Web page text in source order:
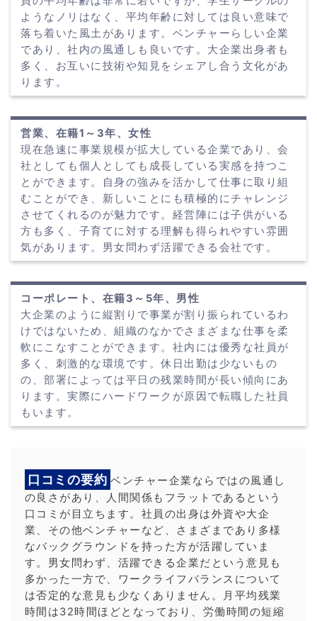
ようなノリはなく、平均年齢に対しては良い意味で
落ち着いた風土があります。ベンチャーらしい企業
であり、社内の風通しも良いです。大企業出身者も
多く、お互いに技術や知見をシェアし合う文化があ
ります。
営業、在籍1～3年、女性
現在急速に事業規模が拡大している企業であり、会
社としても個人としても成長している実感を持つこ
とができます。自身の強みを活かして仕事に取り組
むことができ、新しいことにも積極的にチャレンジ
させてくれるのが魅力です。経営陣には子供がいる
方も多く、子育てに対する理解も得られやすい雰囲
気があります。男女問わず活躍できる会社です。
コーポレート、在籍3～5年、男性
大企業のように縦割りで事業が割り振られているわ
けではないため、組織のなかでさまざまな仕事を柔
軟にこなすことができます。社内には優秀な社員が
多く、刺激的な環境です。休日出勤は少ないもの
の、部署によっては平日の残業時間が長い傾向にあ
ります。実際にハードワークが原因で転職した社員
もいます。
口コミの要約 ベンチャー企業ならではの風通し
の良さがあり、人間関係もフラットであるという
口コミが目立ちます。社員の出身は外資や大企
業、その他ベンチャーなど、さまざまであり多様
なバックグラウンドを持った方が活躍していま
す。男女問わず、活躍できる企業だという意見も
多かった一方で、ワークライフバランスについて
は否定的な意見も少なくありません。月平均残業
時間は32時間ほどとなっており、労働時間の短縮